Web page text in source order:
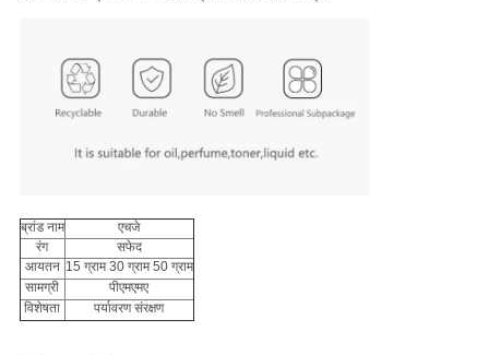
ब्रांड नाम
एचजे
रंग
सफेद
आयतन 15 ग्राम 30 ग्राम 50 ग्राम
सामग्री
पीएमएमए
विशेषता
पर्यावरण संरक्षण